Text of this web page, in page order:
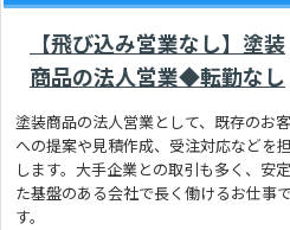
【飛び込み営業なし】塗装
商品の法人営業◆転勤なし
塗装商品の法人営業として、既存のお
への提案や見積作成、受注対応などを
します。大手企業との取引も多く、安
た基盤のある会社で長く働けるお仕事で
す。